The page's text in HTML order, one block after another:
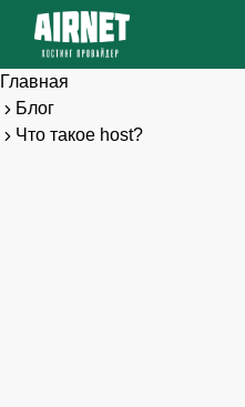
Главная
Блог
Что такое host?